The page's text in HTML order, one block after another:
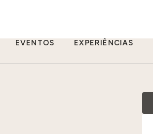
EVENTOS EXPERIÊNCIAS